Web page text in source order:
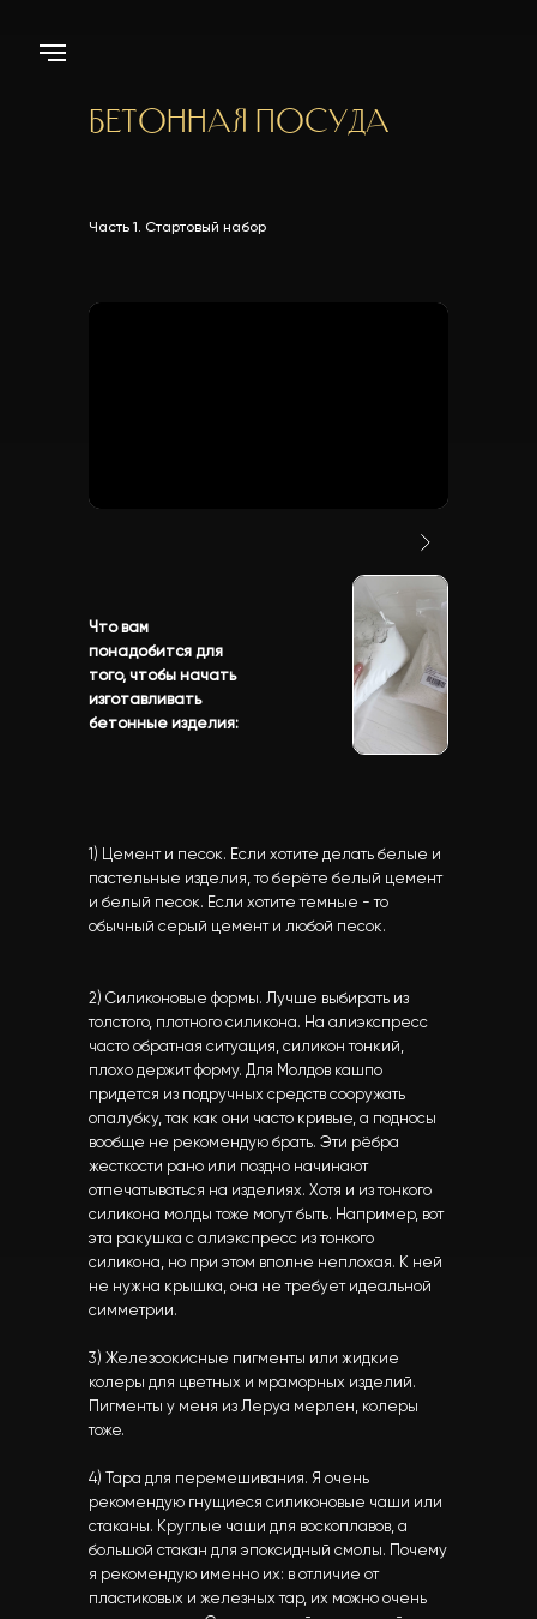
Бетонная посуда
Часть 1. Стартовый набор
1) Цемент и песок. Если хотите делать белые и
пастельные изделия, то берёте белый цемент
и белый песок. Если хотите темные - то
обычный серый цемент и любой песок.
2) Силиконовые формы. Лучше выбирать из
толстого, плотного силикона. На алиэкспресс
часто обратная ситуация, силикон тонкий,
плохо держит форму. Для Молдов кашпо
придется из подручных средств сооружать
опалубку, так как они часто кривые, а подносы
вообще не рекомендую брать. Эти рёбра
жесткости рано или поздно начинают
отпечатываться на изделиях. Хотя и из тонкого
силикона молды тоже могут быть. Например, вот
эта ракушка с алиэкспресс из тонкого
силикона, но при этом вполне неплохая. К ней
не нужна крышка, она не требует идеальной
симметрии.
3) Железоокисные пигменты или жидкие
колеры для цветных и мраморных изделий.
Пигменты у меня из Леруа мерлен, колеры
тоже.
4) Тара для перемешивания. Я очень
рекомендую гнущиеся силиконовые чаши или
стаканы. Круглые чаши для воскоплавов, а
большой стакан для эпоксидный смолы. Почему
я рекомендую именно их: в отличие от
пластиковых и железных тар, их можно очень
Что вам
понадобится для
того, чтобы начать
изготавливать
бетонные изделия: